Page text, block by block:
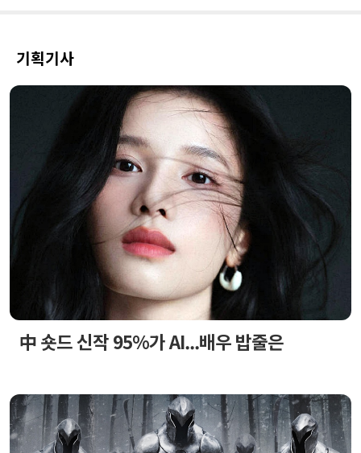
기획기사
中 숏드 신작 95%가 AI...배우 밥줄은